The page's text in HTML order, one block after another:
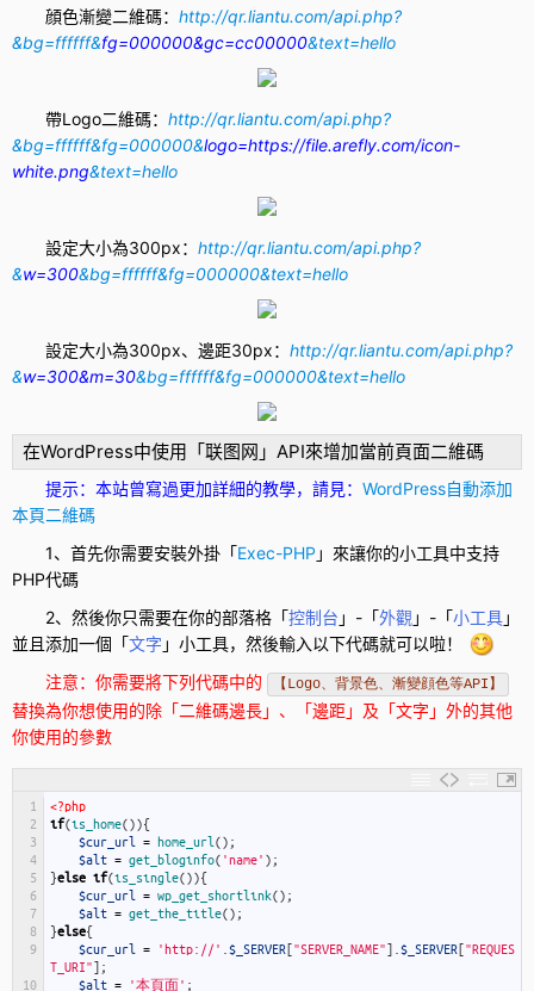
顔色漸變二維碼： http://qr.liantu.com/api.php?
&bg=ffffff&fg=000000&gc=cc00000&text=hello
帶Logo二維碼： http://qr.liantu.com/api.php?
&bg=ffffff&fg=000000&logo=https://file.arefly.com/icon-
white.png&text=hello
設定大小為300px： http://qr.liantu.com/api.php?
&w=300&bg=ffffff&fg=000000&text=hello
設定大小為300px、邊距30px： http://qr.liantu.com/api.php?
&w=300&m=30&bg=ffffff&fg=000000&text=hello
在WordPress中使用「联图网」API來增加當前頁面二維碼
提示：本站曾寫過更加詳細的教學，請見： WordPress自動添加
本頁二維碼
1、首先你需要安裝外掛「Exec-PHP 」來讓你的小工具中支持
PHP代碼
2、然後你只需要在你的部落格「控制台 」-「外觀 」-「小工具」
並且添加一個「文字 」小工具，然後輸入以下代碼就可以啦！
注意：你需要將下列代碼中的
【Logo、背景色、漸變顔色等API】
替換為你想使用的除「二維碼邊長」、「邊距」及「文字」外的其他
你使用的參數
1
2
3
4
5
6
7
8
9
10
<?php
if(is_home()){
$cur_url
= home_url () ;
$alt = get_bloginfo( 'name' ) ;
}else if(is_single()){
$cur_url
= wp_get_shortlink() ;
$alt = get_the_title() ;
}else{
$cur_url
= 'http://' $_SERVER["SERVER_NAME"] $_SERVER["REQUES
T_URI"] ;
$alt = '本頁面' ;